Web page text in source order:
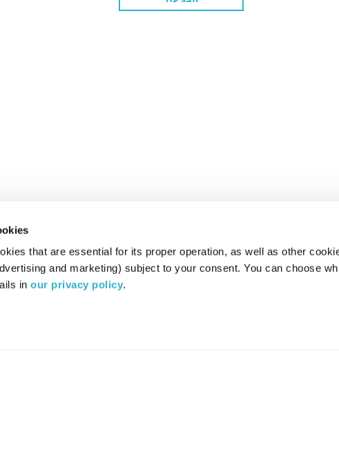
that are essential for its proper operation, as well as other
and marketing) subject to your consent. You can choose
in our privacy policy.